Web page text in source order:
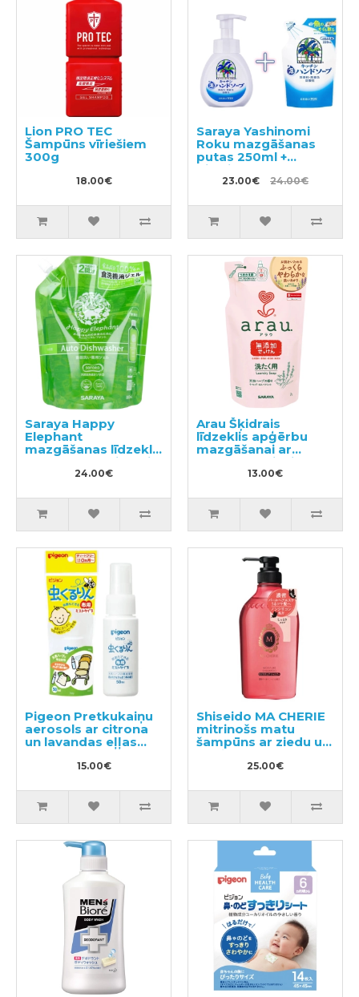
Lion PRO TEC
Šampūns vīriešiem
300g
18.00€
Saraya Yashinomi
Roku mazgāšanas
putas 250ml +
pildviela 220ml
23.00€ 24.00€
Saraya Happy
Elephant
mazgāšanas līdzeklis
trauku mazgājamai
mašīnai, pildviela
24.00€
Arau Šķidrais
līdzeklis apģērbu
mazgāšanai ar
sastāvam pievienoto
lavandas un
ekstraktu, pildviela
1000ml
13.00€
Pigeon Pretkukaiņu
aerosols ar citrona
un lavandas eļļas
ekstraktu 50ml
15.00€
Shiseido MA CHERIE
mitrinošs matu
šampūns ar ziedu un
augļu aromātu
25.00€